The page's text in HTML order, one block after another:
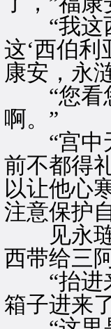
“我这西
这‘西伯利
康安，永
“您看您
啊。”
“宫中无
前不都得
以让他心
注意保护
见永琏
西带给三
“抬进来
箱子进来了